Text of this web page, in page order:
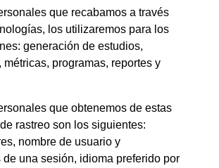
que recabamos a través
los utilizaremos para los
generación de estudios,
métricas, programas, reportes y
que obtenemos de estas
rastreo son los siguientes:
nombre de usuario y
de una sesión, idioma preferido por